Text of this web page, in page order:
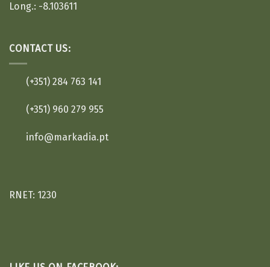
Long.: -8.103611
CONTACT US:
(+351) 284 763 141
(+351) 960 279 955
info@markadia.pt
RNET: 1230